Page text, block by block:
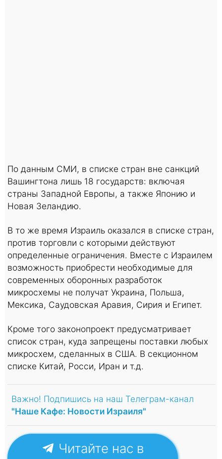
По данным СМИ, в списке стран вне санкций
Вашингтона лишь 18 государств: включая
страны Западной Европы, а также Японию и
Новая Зеландию.
В то же время Израиль оказался в списке стран,
против торговли с которыми действуют
определенные ограничения. Вместе с Израилем
возможность приобрести необходимые для
современных оборонных разработок
микросхемы не получат Украина, Польша,
Мексика, Саудовская Аравия, Сирия и Египет.
Кроме того законопроект предусматривает
список стран, куда запрещены поставки любых
микросхем, сделанных в США. В секционном
списке Китай, Росси, Иран и т.д.
Важно! Подпишись на наш Телеграм-канал
"Наше Кафе: Новости Израиля"
Читайте нас в